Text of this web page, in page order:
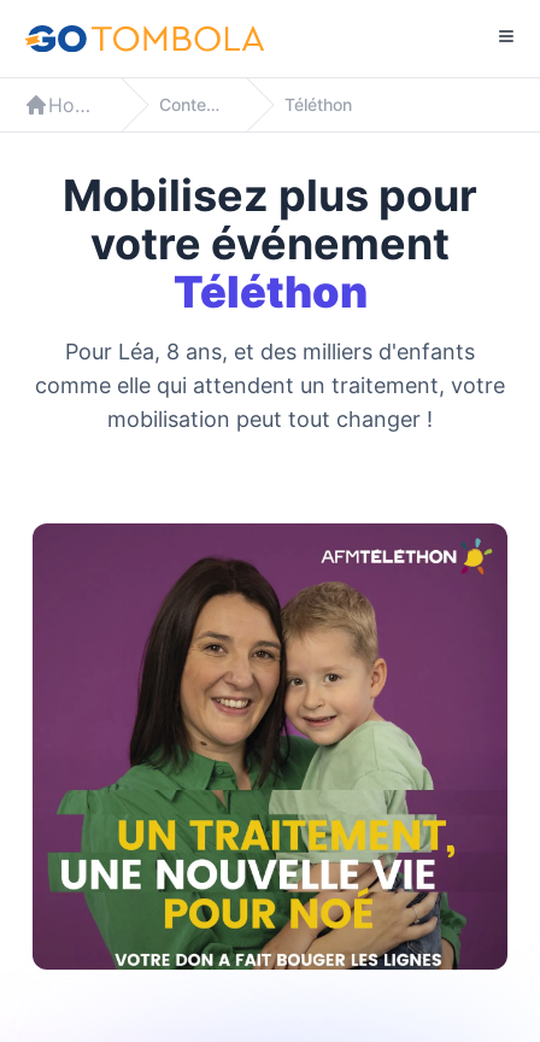
Home Contextes Téléthon
Mobilisez plus pour
votre événement
Téléthon
Pour Léa, 8 ans, et des milliers d'enfants
comme elle qui attendent un traitement, votre
mobilisation peut tout changer !